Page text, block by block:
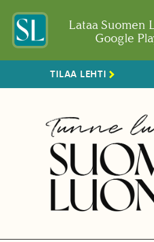
Lataa Suomen
Google
TILAA LEHTI